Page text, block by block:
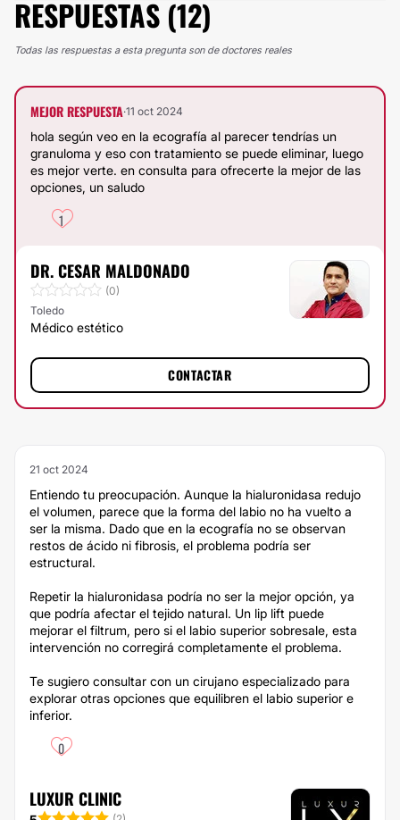
RESPUESTAS (12)
Todas las respuestas a esta pregunta son de doctores reales
MEJOR RESPUESTA·11 oct 2024
hola según veo en la ecografía al parecer tendrías un
granuloma y eso con tratamiento se puede eliminar, luego
es mejor verte. en consulta para ofrecerte la mejor de las
opciones, un saludo
1
DR. CESAR MALDONADO
(0)
Toledo
Médico estético
CONTACTAR
21 oct 2024
Entiendo tu preocupación. Aunque la hialuronidasa redujo
el volumen, parece que la forma del labio no ha vuelto a
ser la misma. Dado que en la ecografía no se observan
restos de ácido ni fibrosis, el problema podría ser
estructural.
Repetir la hialuronidasa podría no ser la mejor opción, ya
que podría afectar el tejido natural. Un lip lift puede
mejorar el filtrum, pero si el labio superior sobresale, esta
intervención no corregirá completamente el problema.
Te sugiero consultar con un cirujano especializado para
explorar otras opciones que equilibren el labio superior e
inferior.
0
LUXUR CLINIC